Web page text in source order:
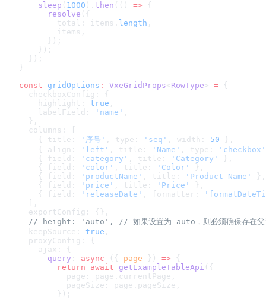
    sleep
( 1000 ). then (() => {
      resolve
({
        total: items.
length ,
        items,
      });
    });
  });
}
const gridOptions : VxeGridProps< RowType > = {
  checkboxConfig: {
    highlight:
true ,
    labelField:
'name' ,
  },
  columns: [
    { title:
'序号' , type: 'seq' , width: 50 },
    { align:
'left' , title: 'Name' , type:
'checkbox'
    { field:
'category' , title: 'Category'
},
    { field:
'color' , title: 'Color'
},
    { field:
'productName' , title: 'Product Name'
},
    { field:
'price' , title: 'Price'
},
    { field:
'releaseDate' , formatter:
  ],
  exportConfig: {},
  // height: 'auto',
// 如果设置为 auto，则必须确保存在父
  keepSource:
true ,
  proxyConfig: {
    ajax: {
      query
: async ({ page }) => {
        return
await getExampleTableApi ({
          page: page.currentPage,
          pageSize: page.pageSize,
        });